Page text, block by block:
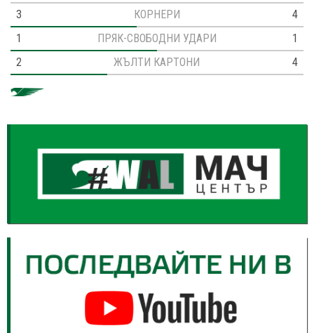
3
КОРНЕРИ
4
1
ПРЯК-СВОБОДНИ УДАРИ
1
2
ЖЪЛТИ КАРТОНИ 4